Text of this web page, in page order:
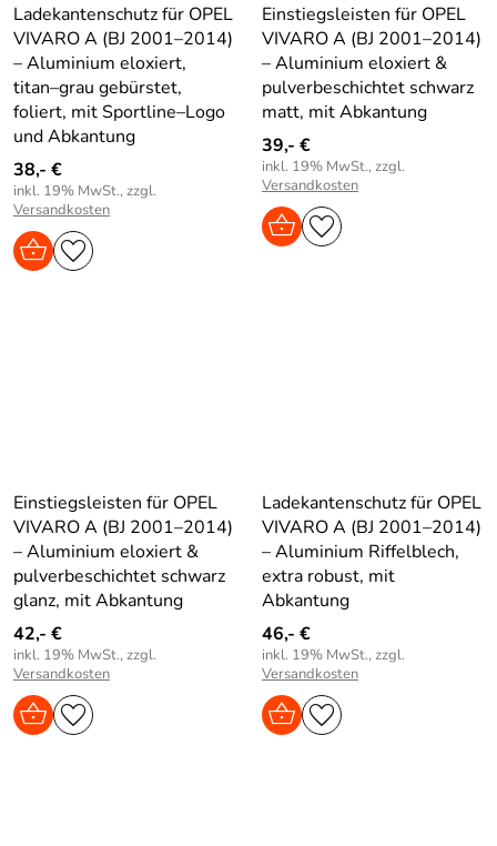
Ladekantenschutz für OPEL
VIVARO A (BJ 2001–2014)
– Aluminium eloxiert,
titan–grau gebürstet,
foliert, mit Sportline–Logo
und Abkantung
38,- €
inkl. 19% MwSt., zzgl.
Versandkosten
Einstiegsleisten für OPEL
VIVARO A (BJ 2001–2014)
– Aluminium eloxiert &
pulverbeschichtet schwarz
matt, mit Abkantung
39,- €
inkl. 19% MwSt., zzgl.
Versandkosten
Einstiegsleisten für OPEL
VIVARO A (BJ 2001–2014)
– Aluminium eloxiert &
pulverbeschichtet schwarz
glanz, mit Abkantung
42,- €
inkl. 19% MwSt., zzgl.
Versandkosten
Ladekantenschutz für OPEL
VIVARO A (BJ 2001–2014)
– Aluminium Riffelblech,
extra robust, mit
Abkantung
46,- €
inkl. 19% MwSt., zzgl.
Versandkosten